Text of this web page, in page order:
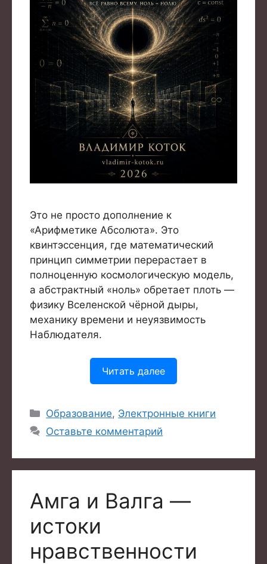
Это не просто дополнение к
«Арифметике Абсолюта». Это
квинтэссенция, где математический
принцип симметрии перерастает в
полноценную космологическую модель,
а абстрактный «ноль» обретает плоть —
физику Вселенской чёрной дыры,
механику времени и неуязвимость
Наблюдателя.
Читать далее
Рубрики
Образование, Электронные книги
Оставьте комментарий
Амга и Валга —
истоки
нравственности